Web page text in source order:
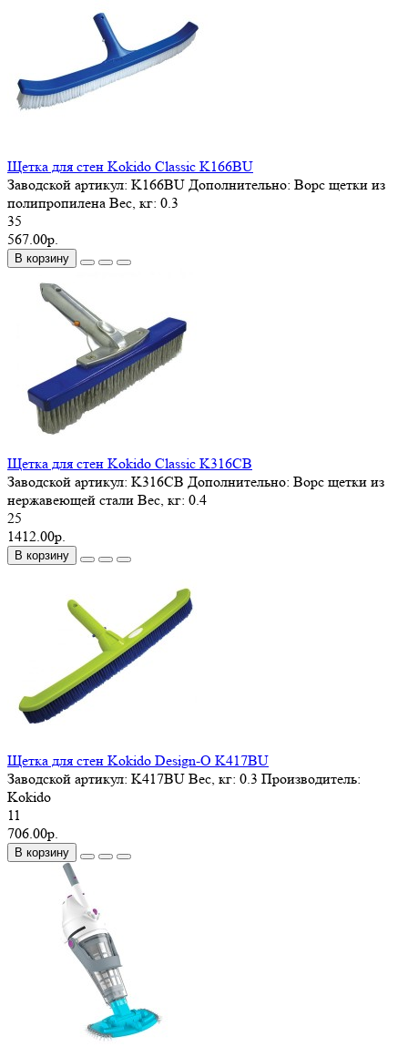
Щетка для стен Kokido Classic K166BU
Заводской артикул: K166BU Дополнительно: Ворс щетки из
полипропилена Вес, кг: 0.3
35
567.00р.
В корзину
Щетка для стен Kokido Classic K316CB
Заводской артикул: K316CB Дополнительно: Ворс щетки из
нержавеющей стали Вес, кг: 0.4
25
1412.00р.
В корзину
Щетка для стен Kokido Design-O K417BU
Заводской артикул: K417BU Вес, кг: 0.3 Производитель:
Kokido
11
706.00р.
В корзину